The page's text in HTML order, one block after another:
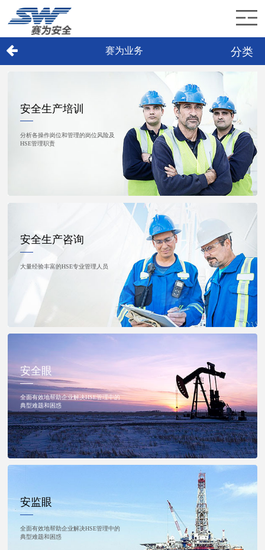
赛为业务
赛为新闻
赛为业务 分类
安全生产培训
分析各操作岗位和管理的岗位风险及
HSE管理职责
安全生产咨询
大量经验丰富的HSE专业管理人员
安全眼
全面有效地帮助企业解决HSE管理中的
典型难题和困惑
安监眼
全面有效地帮助企业解决HSE管理中的
典型难题和困惑